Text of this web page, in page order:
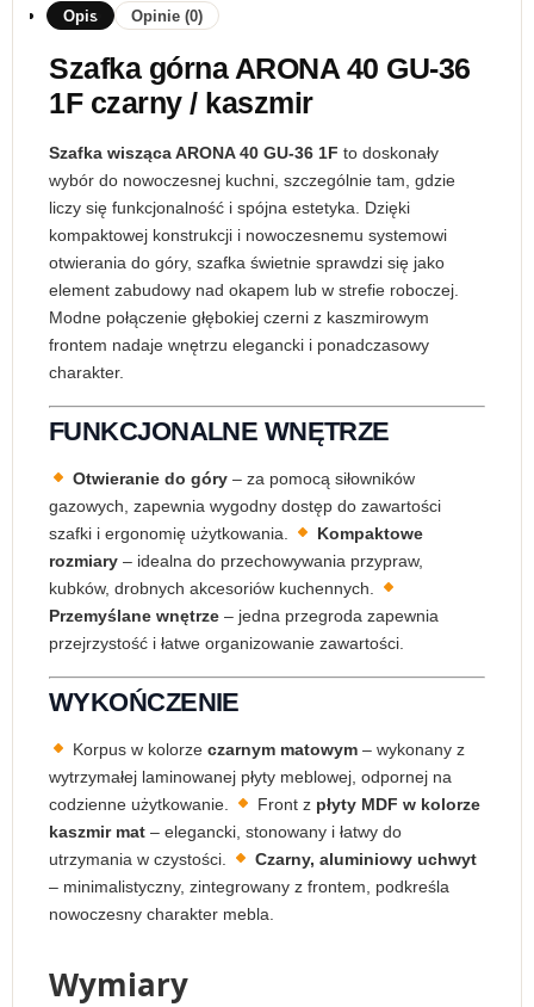
Opis Opinie (0)
Szafka górna ARONA 40 GU-36
1F czarny / kaszmir
Szafka wisząca ARONA 40 GU-36 1F to doskonały
wybór do nowoczesnej kuchni, szczególnie tam, gdzie
liczy się funkcjonalność i spójna estetyka. Dzięki
kompaktowej konstrukcji i nowoczesnemu systemowi
otwierania do góry, szafka świetnie sprawdzi się jako
element zabudowy nad okapem lub w strefie roboczej.
Modne połączenie głębokiej czerni z kaszmirowym
frontem nadaje wnętrzu elegancki i ponadczasowy
charakter.
FUNKCJONALNE WNĘTRZE
Otwieranie do góry– za pomocą siłowników
gazowych, zapewnia wygodny dostęp do zawartości
szafki i ergonomię użytkowania.
Kompaktowe
rozmiary – idealna do przechowywania przypraw,
kubków, drobnych akcesoriów kuchennych.
Przemyślane wnętrze – jedna przegroda zapewnia
przejrzystość i łatwe organizowanie zawartości.
WYKOŃCZENIE
Korpus w kolorze czarnym matowym– wykonany z
wytrzymałej laminowanej płyty meblowej, odpornej na
codzienne użytkowanie.
Front z płyty MDF w kolorze
kaszmir mat – elegancki, stonowany i łatwy do
utrzymania w czystości.
Czarny, aluminiowy uchwyt
– minimalistyczny, zintegrowany z frontem, podkreśla
nowoczesny charakter mebla.
Wymiary